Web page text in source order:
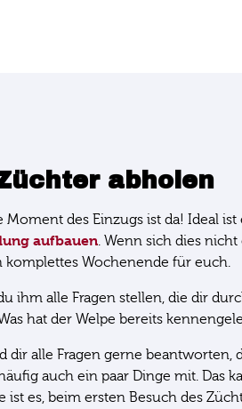
abholen
des Einzugs ist da! Ideal
aufbauen . Wenn sich dies
Wochenende für euch.
ihm alle Fragen stellen, die dir
hat der Welpe bereits
alle Fragen gerne beantworten,
auch ein paar Dinge mit. Das
ist es, beim ersten Besuch des